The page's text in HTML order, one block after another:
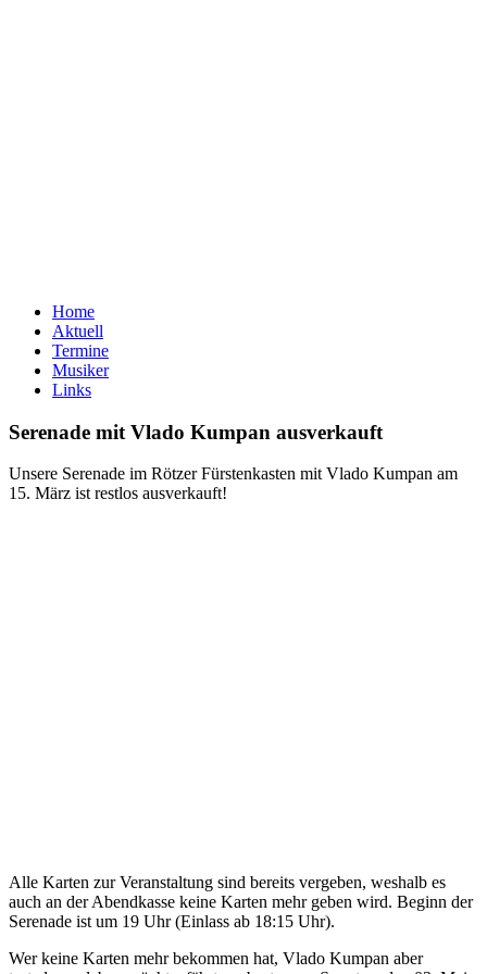
Oberpfälzer
Blechapostel
Home
Aktuell
Termine
Musiker
Links
Serenade mit Vlado Kumpan ausverkauft
Unsere Serenade im Rötzer Fürstenkasten mit Vlado Kumpan am
15. März ist restlos ausverkauft!
Alle Karten zur Veranstaltung sind bereits vergeben, weshalb es
auch an der Abendkasse keine Karten mehr geben wird. Beginn der
Serenade ist um 19 Uhr (Einlass ab 18:15 Uhr).
Wer keine Karten mehr bekommen hat, Vlado Kumpan aber